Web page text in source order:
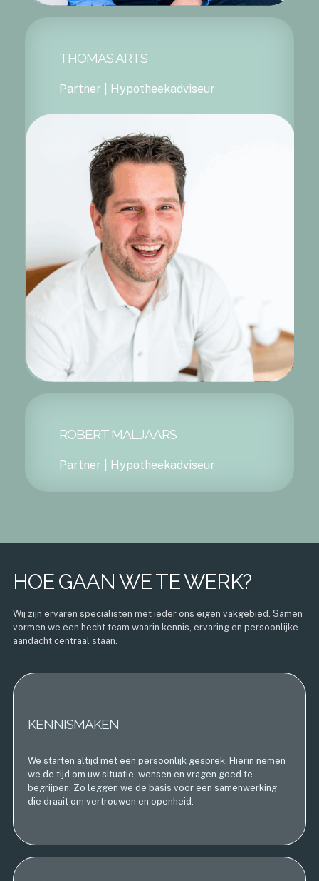
THOMAS ARTS
Partner | Hypotheekadviseur
ROBERT MALJAARS
Partner | Hypotheekadviseur
HOE GAAN WE TE WERK?
Wij zijn ervaren specialisten met ieder ons eigen vakgebied. Samen
vormen we een hecht team waarin kennis, ervaring en persoonlijke
aandacht centraal staan.
KENNISMAKEN
We starten altijd met een persoonlijk gesprek. Hierin nemen
we de tijd om uw situatie, wensen en vragen goed te
begrijpen. Zo leggen we de basis voor een samenwerking
die draait om vertrouwen en openheid.